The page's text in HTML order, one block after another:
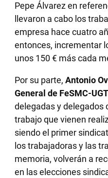
Pepe Álvarez en
llevaron a cabo los
empresa hace cuatro
entonces, incrementar
unos 150 € más cada
Por su parte,Antonio
General de FeSMC-UGT
delegadas y delegados
trabajo que vienen
siendo el primer
los trabajadoras y las
memoria, volverán a
en las elecciones